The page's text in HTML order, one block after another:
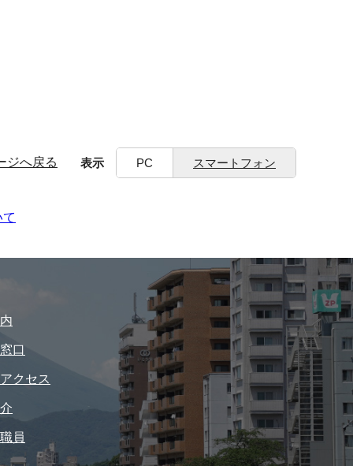
ジへ戻る 表示 PC スマートフォン
口
クセス
員